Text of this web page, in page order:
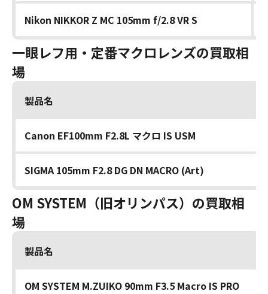
Nikon NIKKOR Z MC 105mm f/2.8 VR S
一眼レフ用・定番マクロレンズの買取相
場
製品名
Canon EF100mm F2.8L マクロ IS USM
SIGMA 105mm F2.8 DG DN MACRO (Art)
OM SYSTEM（旧オリンパス）の買取相
場
製品名
OM SYSTEM M.ZUIKO 90mm F3.5 Macro IS PRO